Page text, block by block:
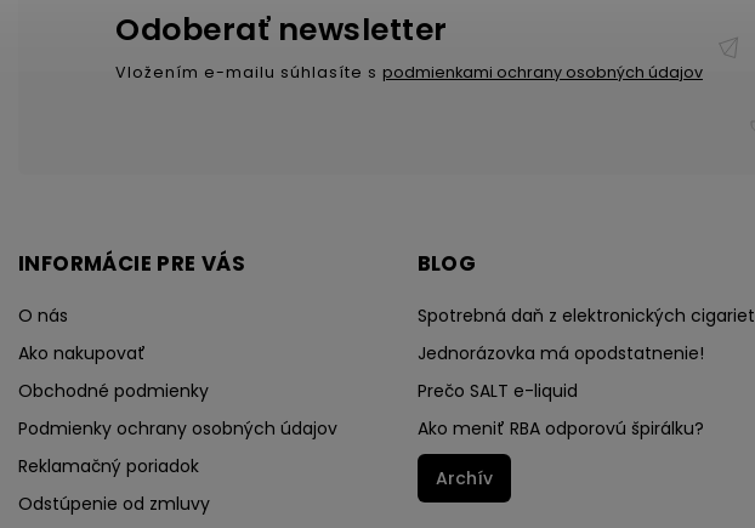
INFORMÁCIE PRE VÁS
O nás
Ako nakupovať
Obchodné podmienky
Podmienky ochrany osobných údajov
Reklamačný poriadok
Odstúpenie od zmluvy
BLOG
Spotrebná daň z elektronických cigariet
Jednorázovka má opodstatnenie!
Prečo SALT e-liquid
Ako meniť RBA odporovú špirálku?
Archív
Odoberať newsletter
Vložením e-mailu súhlasíte s podmienkami ochrany osobných údajov